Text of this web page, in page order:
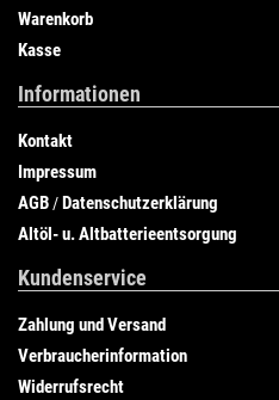
Warenkorb
Kasse
Informationen
Kontakt
Impressum
AGB /Datenschutzerklärung
Altöl- u. Altbatterieentsorgung
Kundenservice
Zahlung und Versand
Verbraucherinformation
Widerrufsrecht